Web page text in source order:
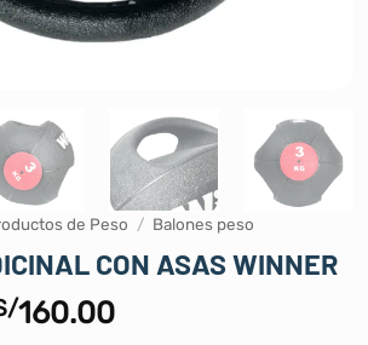
de Peso / Balones peso
CON ASAS WINNER
160.00Rango